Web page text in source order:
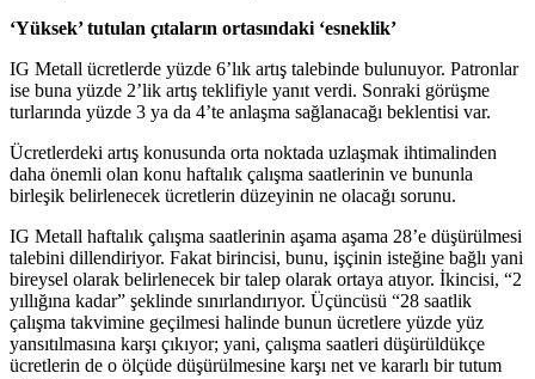
‘Yüksek’ tutulan çıtaların ortasındaki ‘esneklik’
IG Metall ücretlerde yüzde 6’lık artış talebinde bulunuyor. Patronlar
ise buna yüzde 2’lik artış teklifiyle yanıt verdi. Sonraki görüşme
turlarında yüzde 3 ya da 4’te anlaşma sağlanacağı beklentisi var.
Ücretlerdeki artış konusunda orta noktada uzlaşmak ihtimalinden
daha önemli olan konu haftalık çalışma saatlerinin ve bununla
birleşik belirlenecek ücretlerin düzeyinin ne olacağı sorunu.
IG Metall haftalık çalışma saatlerinin aşama aşama 28’e düşürülmesi
talebini dillendiriyor. Fakat birincisi, bunu, işçinin isteğine bağlı yani
bireysel olarak belirlenecek bir talep olarak ortaya atıyor. İkincisi, “2
yıllığına kadar” şeklinde sınırlandırıyor. Üçüncüsü “28 saatlik
çalışma takvimine geçilmesi halinde bunun ücretlere yüzde yüz
yansıtılmasına karşı çıkıyor; yani, çalışma saatleri düşürüldükçe
ücretlerin de o ölçüde düşürülmesine karşı net ve kararlı bir tutum